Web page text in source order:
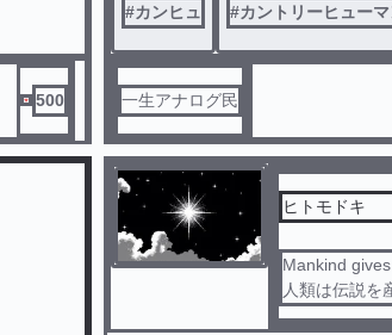
500
クリーチャー
旧国も出てき
これらをご了
それでは…
#カンヒュ #カントリーヒュー
一生アナログ民
ヒトモドキ
Mankind
人類は伝説を